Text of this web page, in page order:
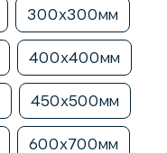
300х300мм
400х400мм
450х500мм
600х700мм